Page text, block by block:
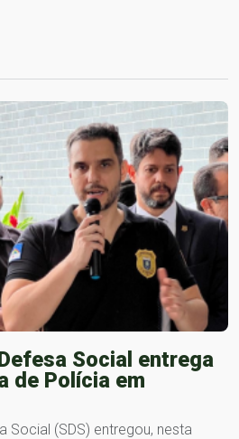
Social entrega
de Polícia em
Social (SDS) entregou, nesta